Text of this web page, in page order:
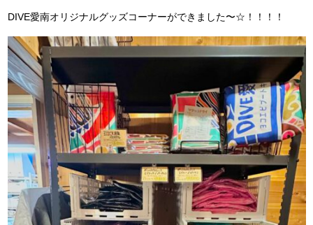
DIVE愛南オリジナルグッズコーナーができました〜☆！！！！